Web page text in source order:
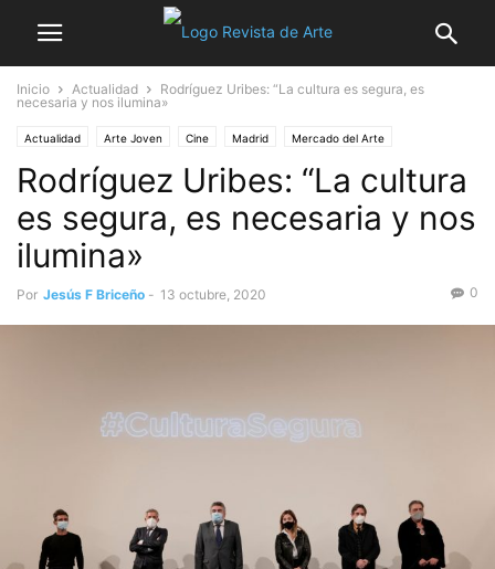
Inicio Actualidad
Rodríguez Uribes: “La cultura es segura, es
necesaria y nos ilumina»
Actualidad Arte Joven Cine Madrid Mercado del Arte
Noticia destacada
Rodríguez Uribes: “La cultura
es segura, es necesaria y nos
ilumina»
Por Jesús F Briceño - 13 octubre, 2020 0